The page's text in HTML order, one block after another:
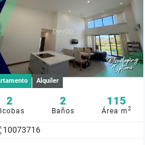
Alquiler
2 2
Baños
115
Área m 2
10073716